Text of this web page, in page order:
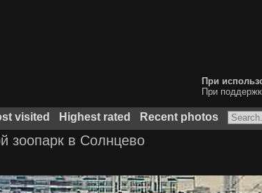
При
При
visited Highest rated Recent photos
зоопарк в Солнцево